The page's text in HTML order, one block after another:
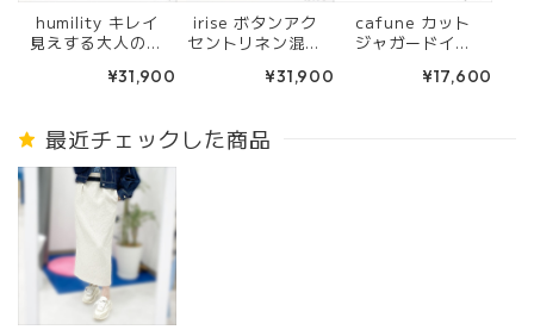
humility キレイ
見えする大人のガ
16550 チョコ
¥31,900
irise ボタンアク
セントリネン混パ
¥31,900
cafune カット
ジャガードイー
メル/ブラック) 6
¥17,600
最近チェックした商品